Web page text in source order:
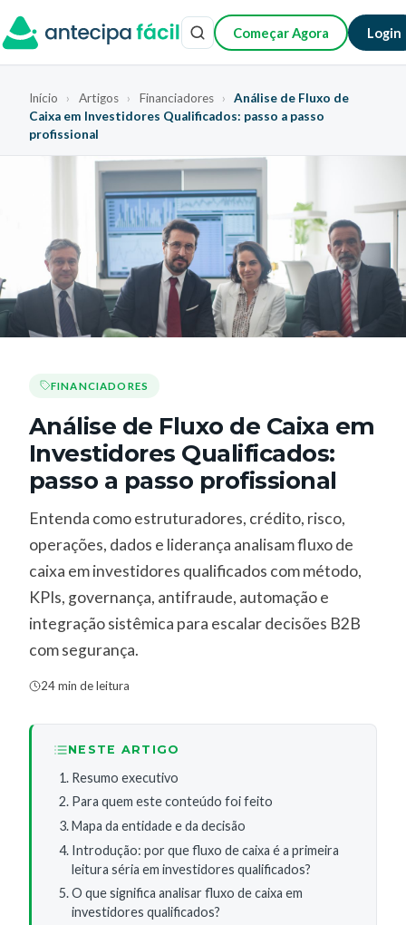
Começar Agora Login
Início › Artigos › Financiadores ›
Análise de Fluxo de
Caixa em Investidores Qualificados: passo a passo
profissional
FINANCIADORES
Análise de Fluxo de Caixa em
Investidores Qualificados:
passo a passo profissional
Entenda como estruturadores, crédito, risco,
operações, dados e liderança analisam fluxo de
caixa em investidores qualificados com método,
KPIs, governança, antifraude, automação e
integração sistêmica para escalar decisões B2B
com segurança.
24 min de leitura
NESTE ARTIGO
Resumo executivo
Para quem este conteúdo foi feito
Mapa da entidade e da decisão
Introdução: por que fluxo de caixa é a primeira
leitura séria em investidores qualificados?
O que significa analisar fluxo de caixa em
investidores qualificados?